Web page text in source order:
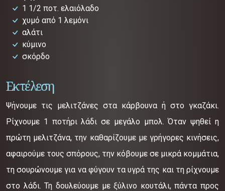
1 1/2 ποτ. ελαιόλαδο
χυμό από 1 λεμόνι
αλάτι
κύμινο
σκόρδο
Εκτέλεση
Ψήνουμε τις μελιτζάνες στα κάρβουνα ή στο γκαζάκι.
Ρίχνουμε 1 ποτήρι λάδι σε μεγάλο μπολ. Όταν ψηθεί η
πρώτη μελιτζάνα, την καθαρίζουμε με γρήγορες κινήσεις,
αφαιρούμε τους σπόρους, την κόβουμε σε μικρά κομμάτια,
τη σουρώνουμε για να φύγουν τα υγρά της και τη ρίχνουμε
στο λάδι. Τη δουλεύουμε με ξύλινο κουτάλι, πάντα προς